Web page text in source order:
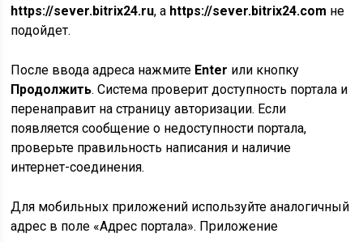
https://sever.bitrix24.ru, а https://sever.bitrix24.com не
подойдет.
После ввода адреса нажмите Enter или кнопку
Продолжить. Система проверит доступность портала и
перенаправит на страницу авторизации. Если
появляется сообщение о недоступности портала,
проверьте правильность написания и наличие
интернет-соединения.
Для мобильных приложений используйте аналогичный
адрес в поле «Адрес портала». Приложение